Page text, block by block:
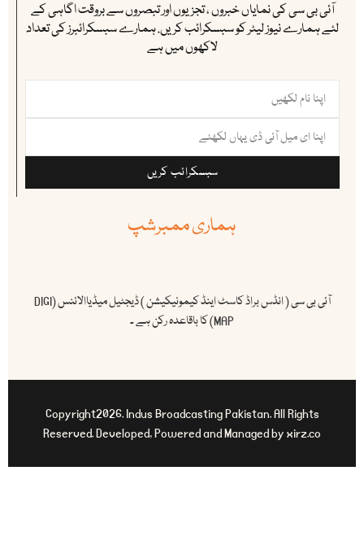
آئی بی سی کی نمایاں خبروں ، تجزیوں اور تبصروں سے بروقت اگاہی کے
لئے ہمارے نیوز لیٹر کو سبسکرائب کریں. ہمارے سبسکرائبرز کی تعداد
لاکھوں میں ہے
سبسکرائب کریں
ہماری ممبرشپ
آئی بی سی ( انڈس براڈ کاسٹ اینڈ کیمونیکیشن ) ڈیجٹیل میڈیاالائنس (DIGI
MAP) کا باقاعدہ رکن ہے ۔
Copyright2026. Indus Broadcasting Pakistan. All Rights
Reserved. Developed, Powered and Managed by xirz.co